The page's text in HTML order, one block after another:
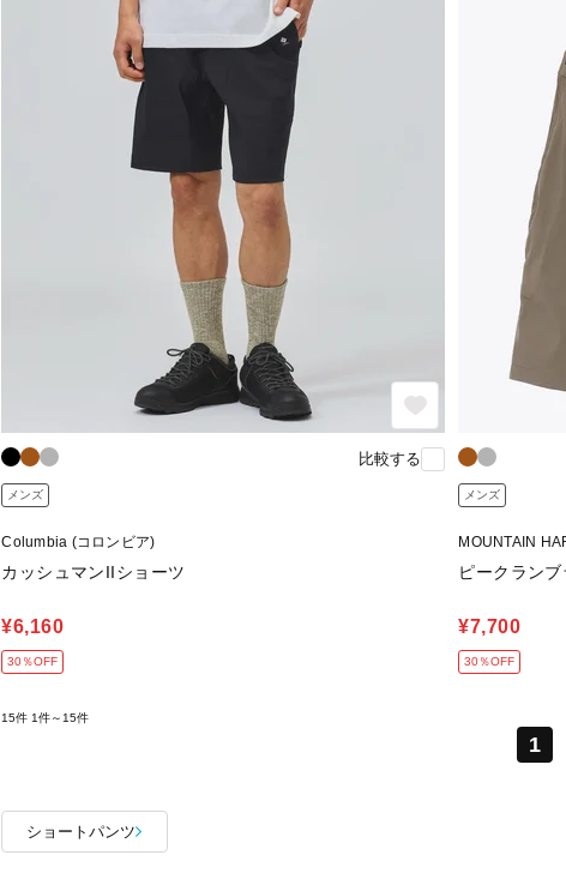
比較する
メンズ
Columbia (コロンビア)
カッシュマンIIショーツ
¥6,160
30％OFF
メンズ
MOUNTAIN
ピークラン
¥7,700
30％OFF
15件 1件～15件
1
ショートパンツ